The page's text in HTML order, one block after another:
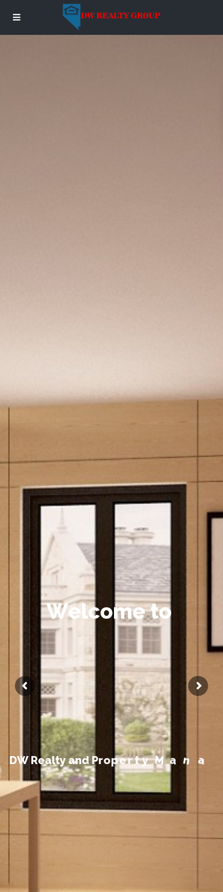
Welcome to
DW Realtyand PropertyManag em e